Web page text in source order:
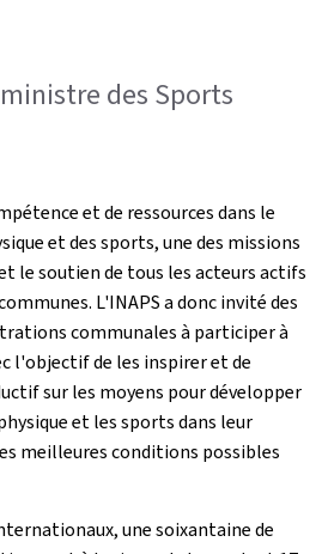
des Sports
et de ressources dans le
et des sports, une des missions
le soutien de tous les acteurs actifs
L'INAPS a donc invité des
communales à participer à
l'objectif de les inspirer et de
sur les moyens pour développer
et les sports dans leur
meilleures conditions possibles
une soixantaine de